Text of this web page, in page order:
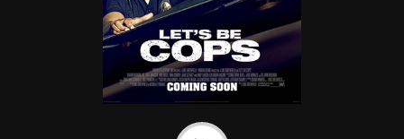
Новости
Подарки